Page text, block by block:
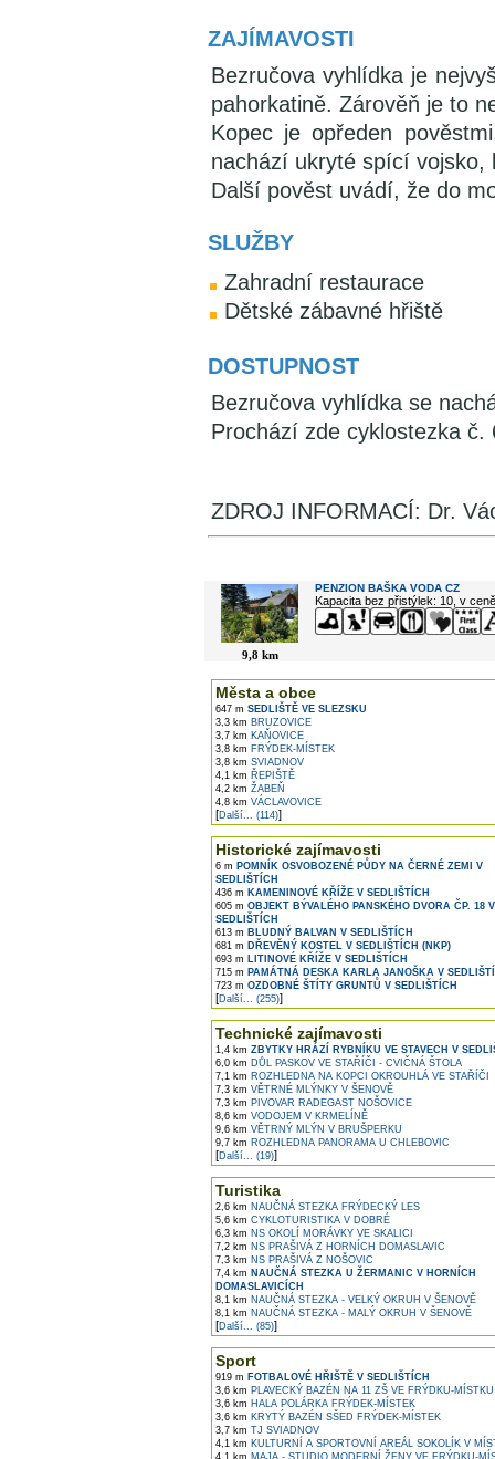
ZAJÍMAVOSTI
Bezručova vyhlídka je
pahorkatině. Zárověň je to
Kopec je opředen
nachází ukryté spící vojsko,
Další pověst uvádí, že do
SLUŽBY
Zahradní restaurace
Dětské zábavné hřiště
DOSTUPNOST
Bezručova vyhlídka se
Prochází zde cyklostezka
ZDROJ INFORMACÍ: Dr.
9,8 km
PENZION BAŠKA VODA CZ
Kapacita bez přistýlek: 10, v
Města a obce
647 m SEDLIŠTĚ VE SLEZSKU
3,3 km BRUZOVICE
3,7 km KAŇOVICE
3,8 km FRÝDEK-MÍSTEK
3,8 km SVIADNOV
4,1 km ŘEPIŠTĚ
4,2 km ŽABEŇ
4,8 km VÁCLAVOVICE
[Další... (114)]
Historické zajímavosti
6 m POMNÍK OSVOBOZENÉ PŮDY NA ČERNÉ ZEMI V
SEDLIŠTÍCH
436 m KAMENINOVÉ KŘÍŽE V SEDLIŠTÍCH
605 m OBJEKT BÝVALÉHO PANSKÉHO DVORA ČP. 18 V
SEDLIŠTÍCH
613 m BLUDNÝ BALVAN V SEDLIŠTÍCH
681 m DŘEVĚNÝ KOSTEL V SEDLIŠTÍCH (NKP)
693 m LITINOVÉ KŘÍŽE V SEDLIŠTÍCH
715 m PAMÁTNÁ DESKA KARLA JANOŠKA V
723 m OZDOBNÉ ŠTÍTY GRUNTŮ V SEDLIŠTÍCH
[Další... (255)]
Technické zajímavosti
1,4 km ZBYTKY HRÁZÍ RYBNÍKU VE STAVECH V
6,0 km DŮL PASKOV VE STAŘÍČI - CVIČNÁ ŠTOLA
7,1 km ROZHLEDNA NA KOPCI OKROUHLÁ VE STAŘÍČI
7,3 km VĚTRNÉ MLÝNKY V ŠENOVĚ
7,3 km PIVOVAR RADEGAST NOŠOVICE
8,6 km VODOJEM V KRMELÍNĚ
9,6 km VĚTRNÝ MLÝN V BRUŠPERKU
9,7 km ROZHLEDNA PANORAMA U CHLEBOVIC
[Další... (19)]
Turistika
2,6 km NAUČNÁ STEZKA FRÝDECKÝ LES
5,6 km CYKLOTURISTIKA V DOBRÉ
6,3 km NS OKOLÍ MORÁVKY VE SKALICI
7,2 km NS PRAŠIVÁ Z HORNÍCH DOMASLAVIC
7,3 km NS PRAŠIVÁ Z NOŠOVIC
7,4 km NAUČNÁ STEZKA U ŽERMANIC V HORNÍCH
DOMASLAVICÍCH
8,1 km NAUČNÁ STEZKA - VELKÝ OKRUH V ŠENOVĚ
8,1 km NAUČNÁ STEZKA - MALÝ OKRUH V ŠENOVĚ
[Další... (85)]
Sport
919 m FOTBALOVÉ HŘIŠTĚ V SEDLIŠTÍCH
3,6 km PLAVECKÝ BAZÉN NA 11 ZŠ VE FRÝDKU-MÍSTKU
3,6 km HALA POLÁRKA FRÝDEK-MÍSTEK
3,6 km KRYTÝ BAZÉN SŠED FRÝDEK-MÍSTEK
3,7 km TJ SVIADNOV
4,1 km KULTURNÍ A SPORTOVNÍ AREÁL SOKOLÍK V
4,1 km MAJA - STUDIO MODERNÍ ŽENY VE FRÝDKU-